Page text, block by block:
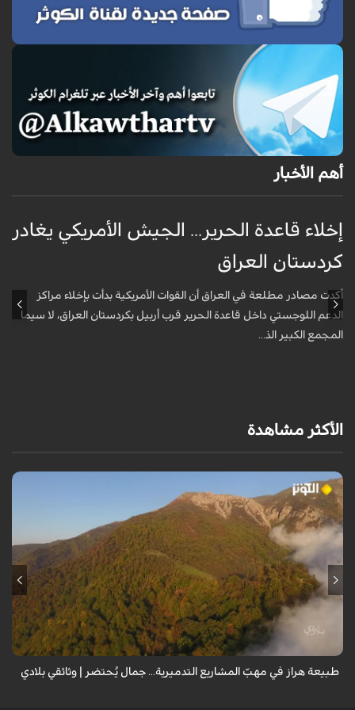
أهم الأخبار
إخلاء قاعدة الحرير... الجيش الأمريكي يغادر
كردستان العراق
أكدت مصادر مطلعة في العراق أن القوات الأمريكية بدأت بإخلاء مراكز
الدعم اللوجستي داخل قاعدة الحرير قرب أربيل بكردستان العراق، لا سيما
المجمع الكبير الذ...
الأكثر مشاهدة
من قلب طبيعة هراز التي كانت يوماً من أجمل الموائل الطبيعية في إيران، يحذر
المعد من كارثة بيئية: "وحش الأعمال والمشاريع التدميرية تنهش بجسم
طبيعة هراز في مهبّ المشاريع التدميرية... جمال يُحتضر | وثائقي بلادي